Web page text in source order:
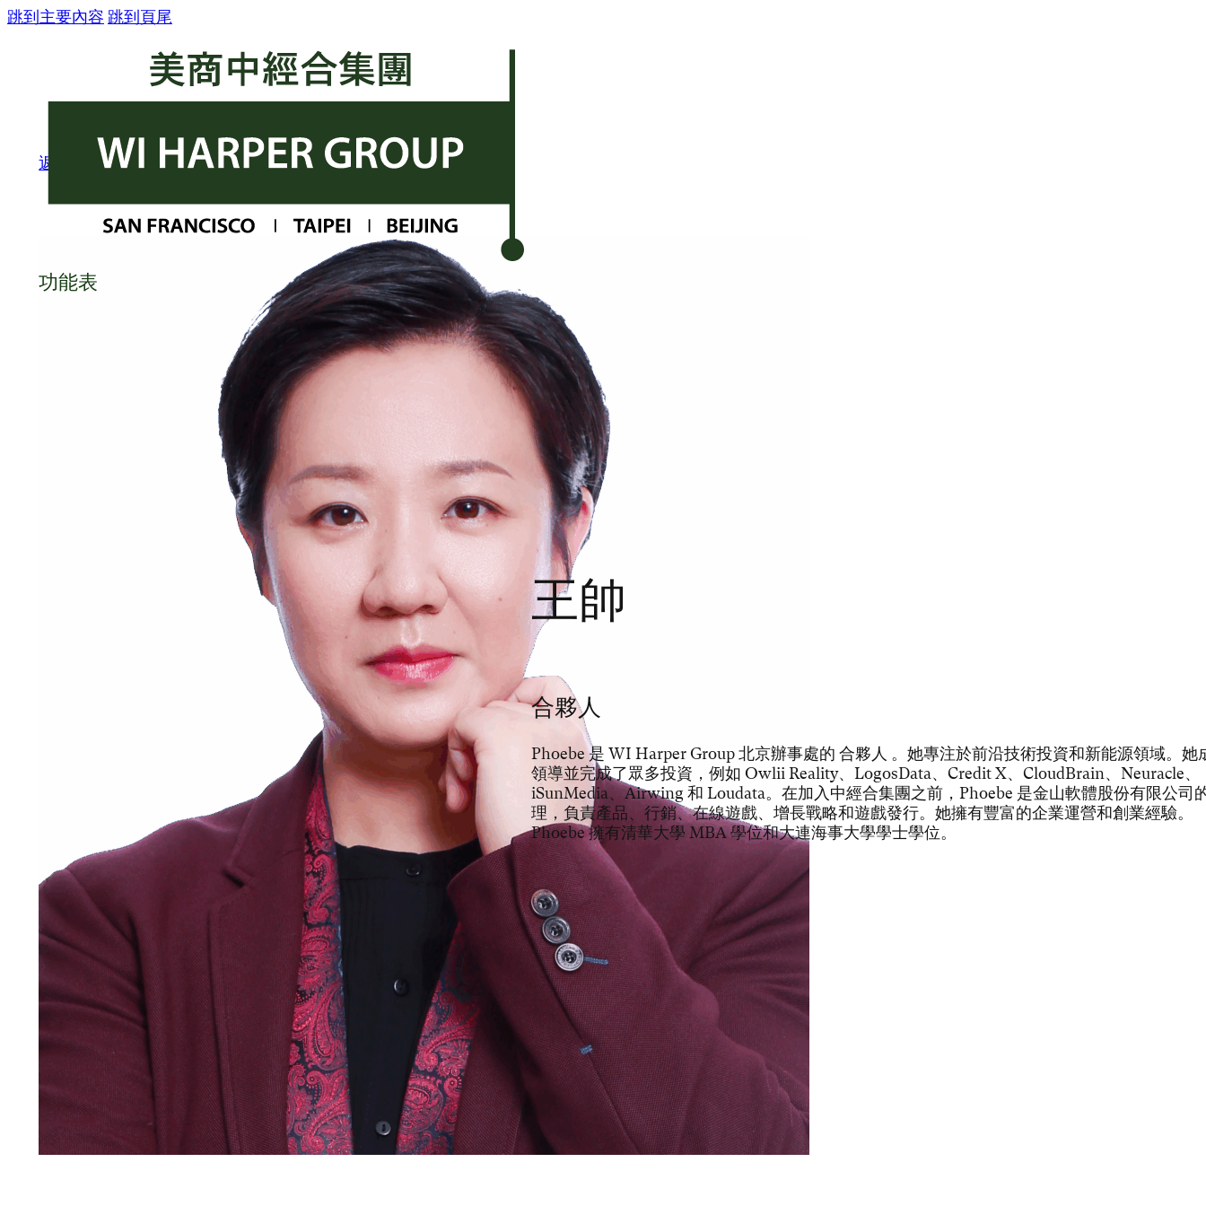
跳到主要內容 跳到頁尾
功能表
返回團隊
王帥
合夥人
Phoebe 是 WI Harper Group 北京辦事處的 合夥人 。她專注於前沿技術投資和新能源領域。她
領導並完成了眾多投資，例如 Owlii Reality、LogosData、Credit X、CloudBrain、Neuracle、
iSunMedia、Airwing 和 Loudata。在加入中經合集團之前，Phoebe 是金山軟體股份有限公司
理，負責產品、行銷、在線遊戲、增長戰略和遊戲發行。她擁有豐富的企業運營和創業經驗。
Phoebe 擁有清華大學 MBA 學位和大連海事大學學士學位。